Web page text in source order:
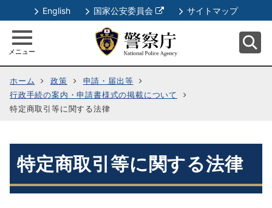
English 国家公安委員会
別
ウ
ィ
ン
ド
で
サイトマップ
メニュー
ホーム 政策
申請・届出等
行政手続の案内・申請書様式の掲載について
特定商取引等に関する法律
特定商取引等に関する法律